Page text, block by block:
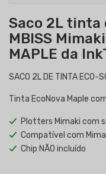
Saco 2L
MBISS
MAPLE da
SACO 2L DE TINTA ECO-
Tinta EcoNova Maple
Plotters Mimaki com
Compatível com
Chip NÃO incluído